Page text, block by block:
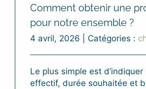
Comment obtenir une
pour notre ensemble ?
4 avril, 2026 Catégories :
Le plus simple est
effectif, durée souhaitée et